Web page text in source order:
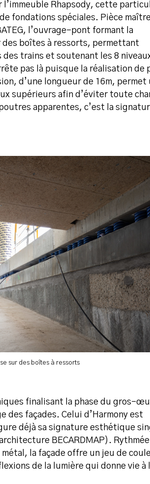
l’immeuble Rhapsody, cette
fondations spéciales. Pièce
l’ouvrage-pont formant la
boîtes à ressorts, permettant
des trains et soutenant les 8
pas là puisque la réalisation de
d’une longueur de 16m, permet
supérieurs afin d’éviter toute
apparentes, c’est la
sur des boîtes à ressorts
finalisant la phase du gros-
des façades. Celui d’Harmony est
déjà sa signature esthétique
BECARDMAP).
métal, la façade offre un jeu de
de la lumière qui donne vie à